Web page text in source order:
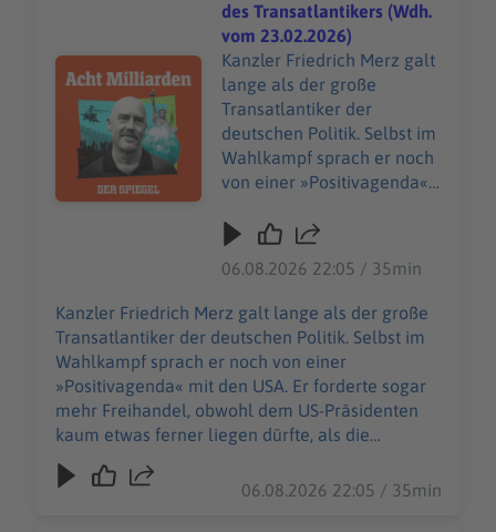
Audiotitel - Friedrich Merz: Das Ende des
des Transatlantikers (Wdh.
vom 23.02.2026)
Kanzler Friedrich Merz galt
lange als der große
Transatlantiker der
deutschen Politik. Selbst im
Wahlkampf sprach er noch
von einer »Positivagenda«
sogar mehr Freihandel,
Präsidenten kaum etwas
ferner liegen dürfte, als die
Vereinigten Staaten weiter
für Produkte aus
Deutschland zu öffnen. Nun
hat Merz auf der Münchner
Sicherheitskonferenz eine
bemerkenswerte Rede
bedingungslosen
06.08.2026 22:05 / 35min
Kanzler Friedrich Merz galt lange als der große
Transatlantiker der deutschen Politik. Selbst im
Wahlkampf sprach er noch von einer
»Positivagenda« mit den USA. Er forderte sogar
mehr Freihandel, obwohl dem US-Präsidenten
kaum etwas ferner liegen dürfte, als die
Vereinigten Staaten weiter für Produkte aus
Deutschland zu öffnen. Nun hat Merz auf der
06.08.2026 22:05 / 35min